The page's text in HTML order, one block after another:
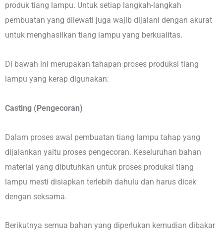
produk tiang lampu. Untuk setiap langkah-langkah
pembuatan yang dilewati juga wajib dijalani dengan akurat
untuk menghasilkan tiang lampu yang berkualitas.
Di bawah ini merupakan tahapan proses produksi tiang
lampu yang kerap digunakan:
Casting (Pengecoran)
Dalam proses awal pembuatan tiang lampu tahap yang
dijalankan yaitu proses pengecoran. Keseluruhan bahan
material yang dibutuhkan untuk proses produksi tiang
lampu mesti disiapkan terlebih dahulu dan harus dicek
dengan seksama.
Berikutnya semua bahan yang diperlukan kemudian dibakar